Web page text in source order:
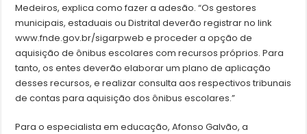
Medeiros, explica como fazer a adesão. “Os gestores
municipais, estaduais ou Distrital deverão registrar no link
www.fnde.gov.br/sigarpweb e proceder a opção de
aquisição de ônibus escolares com recursos próprios. Para
tanto, os entes deverão elaborar um plano de aplicação
desses recursos, e realizar consulta aos respectivos tribunais
de contas para aquisição dos ônibus escolares.”
Para o especialista em educação, Afonso Galvão, a